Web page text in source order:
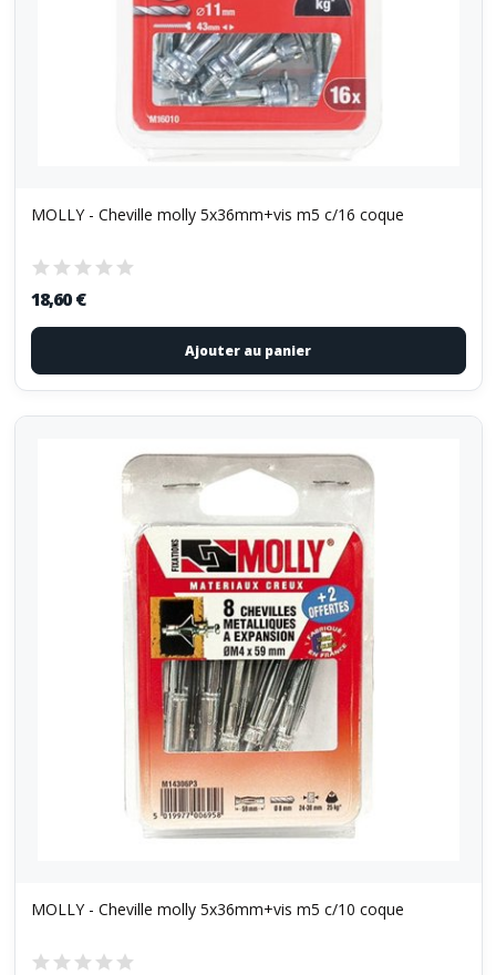
MOLLY - Cheville molly 5x36mm+vis m5 c/16 coque
18,60 €
Ajouter au panier
MOLLY - Cheville molly 5x36mm+vis m5 c/10 coque